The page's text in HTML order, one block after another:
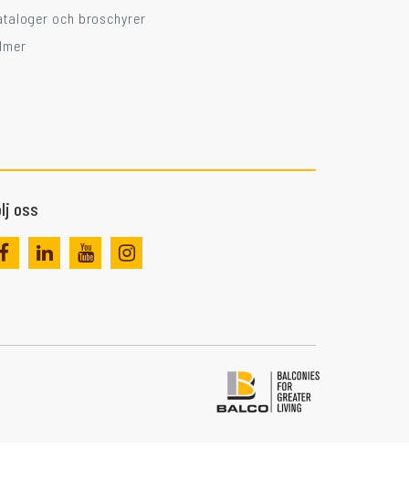
och broschyrer
oss